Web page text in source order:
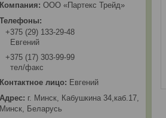
ООО «Партекс Трейд»
+375 (29) 133-29-48
Евгений
+375 (17) 303-99-99
тел/факс
Евгений
г. Минск, Кабушкина 34,каб.17,
Минск, Беларусь